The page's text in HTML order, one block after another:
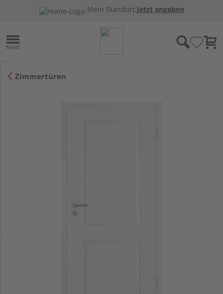
Mein Standort:Jetzt angeben
Zimmertüren